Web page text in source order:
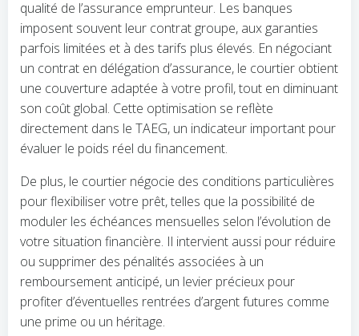
qualité de l’assurance emprunteur. Les banques
imposent souvent leur contrat groupe, aux garanties
parfois limitées et à des tarifs plus élevés. En négociant
un contrat en délégation d’assurance, le courtier obtient
une couverture adaptée à votre profil, tout en diminuant
son coût global. Cette optimisation se reflète
directement dans le TAEG, un indicateur important pour
évaluer le poids réel du financement.
De plus, le courtier négocie des conditions particulières
pour flexibiliser votre prêt, telles que la possibilité de
moduler les échéances mensuelles selon l’évolution de
votre situation financière. Il intervient aussi pour réduire
ou supprimer des pénalités associées à un
remboursement anticipé, un levier précieux pour
profiter d’éventuelles rentrées d’argent futures comme
une prime ou un héritage.